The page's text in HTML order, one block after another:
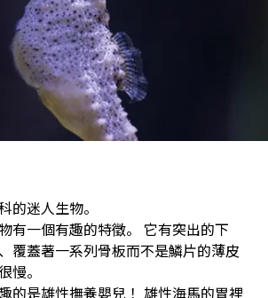
的迷人生物。
有一個有趣的特徵。 它有突出的下
覆蓋著一系列骨板而不是鱗片的薄皮
慢。
的是雄性撫養嬰兒！ 雄性海馬的胃裡